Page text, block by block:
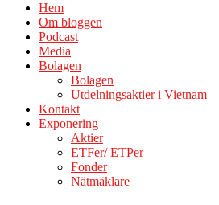
Hem
Om bloggen
Podcast
Media
Bolagen
Bolagen
Utdelningsaktier i Vietnam
Kontakt
Exponering
Aktier
ETFer/ ETPer
Fonder
Nätmäklare